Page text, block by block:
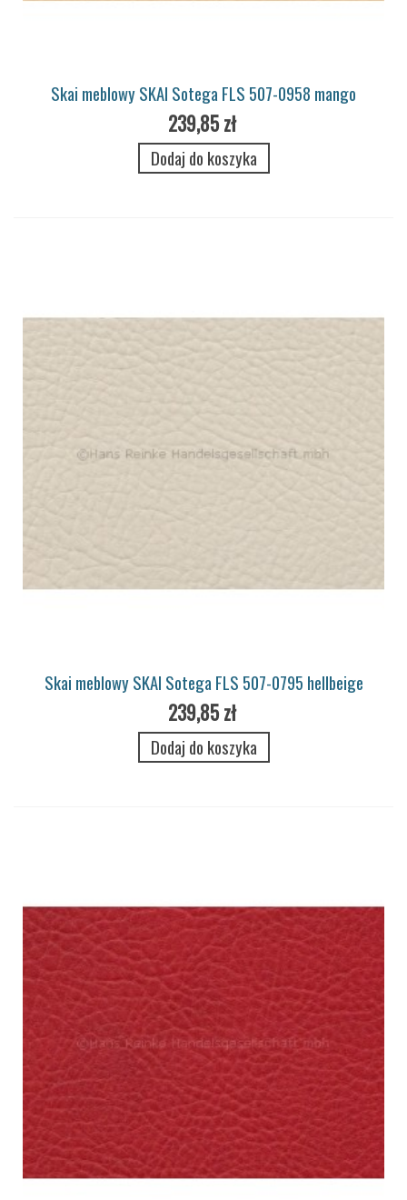
Skai meblowy SKAI Sotega FLS 507-0958 mango
239,85 zł
Dodaj do koszyka
Skai meblowy SKAI Sotega FLS 507-0795 hellbeige
239,85 zł
Dodaj do koszyka